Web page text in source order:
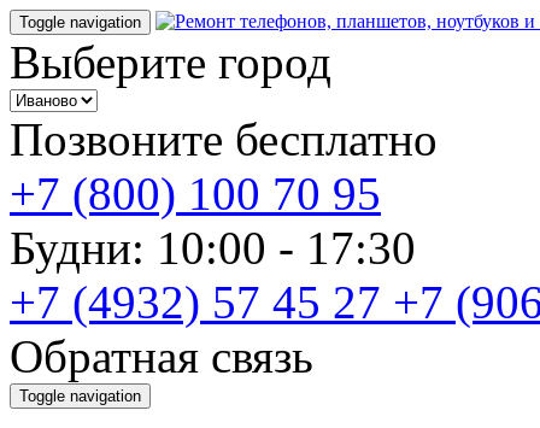
Toggle navigation
Выберите город
Позвоните бесплатно
+7 (800) 100 70 95
Будни: 10:00 - 17:30
+7 (4932) 57 45 27 +7
Обратная связь
Toggle navigation